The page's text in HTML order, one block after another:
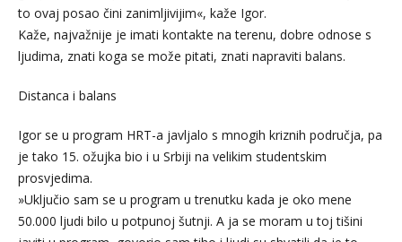
to ovaj posao čini zanimljivijim«, kaže Igor.
Kaže, najvažnije je imati kontakte na terenu, dobre odnose s
ljudima, znati koga se može pitati, znati napraviti balans.
Distanca i balans
Igor se u program HRT-a javljalo s mnogih kriznih područja, pa
je tako 15. ožujka bio i u Srbiji na velikim studentskim
prosvjedima.
»Uključio sam se u program u trenutku kada je oko mene
50.000 ljudi bilo u potpunoj šutnji. A ja se moram u toj tišini